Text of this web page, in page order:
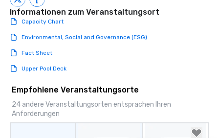
Informationen zum Veranstaltungsort
Capacity Chart
Environmental, Social and Governance (ESG)
Fact Sheet
Upper Pool Deck
Empfohlene Veranstaltungsorte
24 andere Veranstaltungsorten entsprachen Ihren
Anforderungen